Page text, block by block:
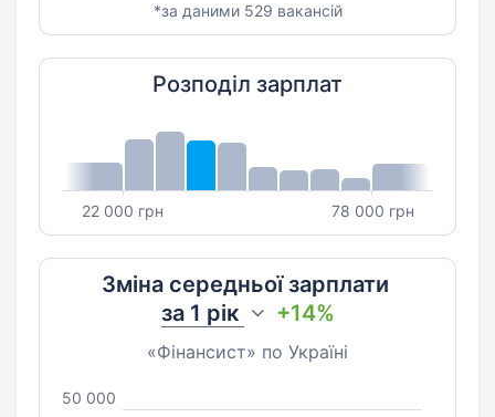
*за даними 529 вакансій
Розподіл зарплат
22 000 грн 78 000 грн
Зміна середньої зарплати
за 1 рік +14%
«Фінансист» по Україні
50 000